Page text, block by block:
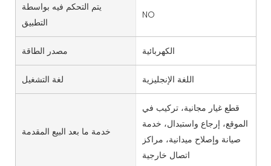
يتم التحكم فيه بواسطة
التطبيق
NO
مصدر الطاقة الكهربائية
لغة التشغيل اللغة الإنجليزية
خدمة ما بعد البيع المقدمة
قطع غيار مجانية، تركيب في
الموقع، إرجاع واستبدال، خدمة
صيانة وإصلاح ميدانية، مراكز
اتصال خارجية